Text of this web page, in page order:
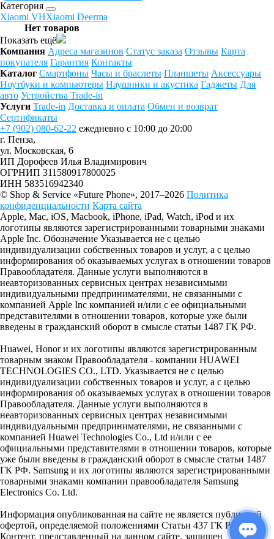
Категория
Xiaomi VHXiaomi Deerma
Нет товаров
Показать ещё
Компания Адреса магазинов Статус заказа Отзывы Карта
покупателя Гарантия Контакты
Каталог Смартфоны Часы и браслеты Планшеты Аксессуары
Ноутбуки и компьютеры Наушники и акустика Гаджеты Для
авто Устройства Trade-in
Услуги Trade-in Доставка и оплата Обмен и возврат
Сертификаты
+7 (902) 080-62-22 ежедневно с 10:00 до 20:00
г. Пенза,
ул. Московская, 6
ИП Дорофеев Илья Владимирович
ОГРНИП 311580917800025
ИНН 583516942340
© Shop & Service «Future Phone», 2017–2026 Политика
конфиденциальности Карта сайта
Apple, Mac, iOS, Macbook, iPhone, iPad, Watch, iPod и их
логотипы являются зарегистрированными товарными знаками
Apple Inc. Обозначение Указывается не с целью
индивидуализации собственных товаров и услуг, а с целью
информирования об оказываемых услугах в отношении товаров
Правообладателя. Данные услуги выполняются в
неавторизованных сервисных центрах независимыми
индивидуальными предпринимателями, не связанными с
компанией Apple Inc компанией и/или с ее официальными
представителями в отношении товаров, которые уже были
введены в гражданский оборот в смысле статьи 1487 ГК РФ.
Huawei, Honor и их логотипы являются зарегистрированным
товарным знаком Правообладателя - компании HUAWEI
TECHNOLOGIES CO., LTD. Указывается не с целью
индивидуализации собственных товаров и услуг, а с целью
информирования об оказываемых услугах в отношении товаров
Правообладателя. Данные услуги выполняются в
неавторизованных сервисных центрах независимыми
индивидуальными предпринимателями, не связанными с
компанией Huawei Technologies Co., Ltd и/или с ее
официальными представителями в отношении товаров, которые
уже были введены в гражданский оборот в смысле статьи 1487
ГК РФ. Samsung и их логотипы являются зарегистрированными
товарными знаками компании правообладателя Samsung
Electronics Co. Ltd.
Информация опубликованная на сайте не является публичной
офертой, определяемой положениями Статьи 437 ГК РФ.
Контент, представленный на данном сайте, защищен